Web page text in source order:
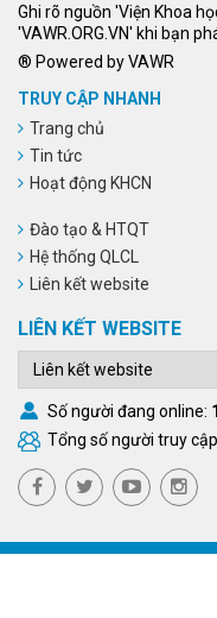
Ghi rõ nguồn 'Viện Khoa
'VAWR.ORG.VN' khi bạn
® Powered by VAWR
TRUY CẬP NHANH
Trang chủ
Tin tức
Hoạt động KHCN
Đào tạo & HTQT
Hệ thống QLCL
Liên kết website
LIÊN KẾT WEBSITE
Số người đang online: 1
Tổng số người truy